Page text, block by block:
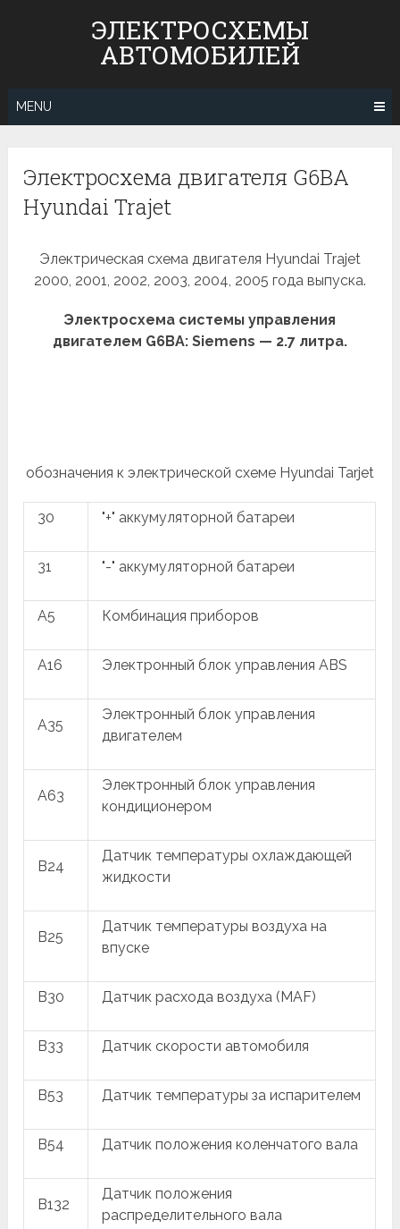
ЭЛЕКТРОСХЕМЫ
АВТОМОБИЛЕЙ
MENU
Электросхема двигателя G6BA
Hyundai Trajet
Электрическая схема двигателя Hyundai Trajet
2000, 2001, 2002, 2003, 2004, 2005 года выпуска.
Электросхема системы управления
двигателем G6BA: Siemens — 2.7 литра.
обозначения к электрической схеме Hyundai Tarjet
30 "+" аккумуляторной батареи
31 "-" аккумуляторной батареи
A5 Комбинация приборов
A16 Электронный блок управления ABS
A35
Электронный блок управления
двигателем
A63
Электронный блок управления
кондиционером
B24
Датчик температуры охлаждающей
жидкости
B25
Датчик температуры воздуха на
впуске
B30 Датчик расхода воздуха (MAF)
B33 Датчик скорости автомобиля
B53 Датчик температуры за испарителем
B54 Датчик положения коленчатого вала
B132
Датчик положения
распределительного вала